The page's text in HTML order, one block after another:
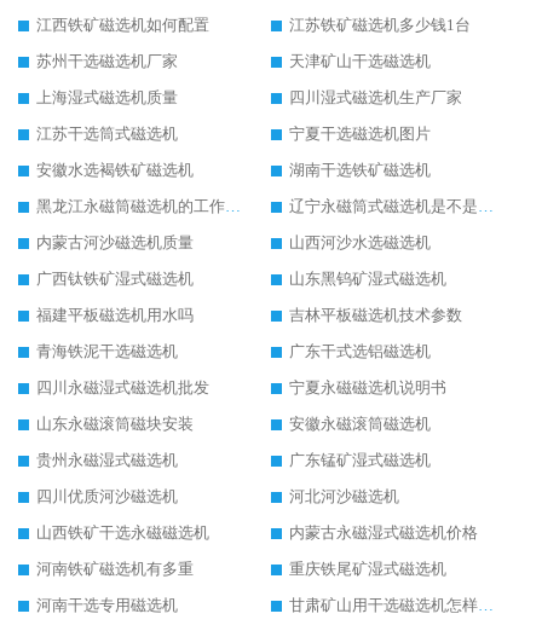
江西铁矿磁选机如何配置
江苏铁矿磁选机多少钱1台
苏州干选磁选机厂家
天津矿山干选磁选机
上海湿式磁选机质量
四川湿式磁选机生产厂家
江苏干选筒式磁选机
宁夏干选磁选机图片
安徽水选褐铁矿磁选机
湖南干选铁矿磁选机
黑龙江永磁筒磁选机的工作原理
辽宁永磁筒式磁选机是不是强磁
内蒙古河沙磁选机质量
山西河沙水选磁选机
广西钛铁矿湿式磁选机
山东黑钨矿湿式磁选机
福建平板磁选机用水吗
吉林平板磁选机技术参数
青海铁泥干选磁选机
广东干式选铝磁选机
四川永磁湿式磁选机批发
宁夏永磁磁选机说明书
山东永磁滚筒磁块安装
安徽永磁滚筒磁选机
贵州永磁湿式磁选机
广东锰矿湿式磁选机
四川优质河沙磁选机
河北河沙磁选机
山西铁矿干选永磁磁选机
内蒙古永磁湿式磁选机价格
河南铁矿磁选机有多重
重庆铁尾矿湿式磁选机
河南干选专用磁选机
甘肃矿山用干选磁选机怎样调磁